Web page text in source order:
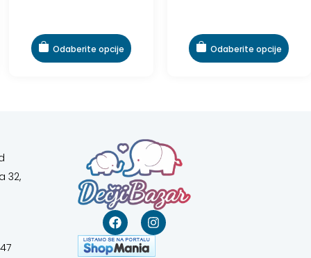
Odaberite opcije Odaberite opcije
32,